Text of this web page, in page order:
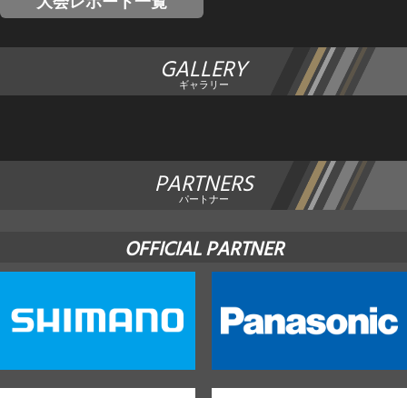
GALLERY
ギャラリー
PARTNERS
パートナー
OFFICIAL PARTNER